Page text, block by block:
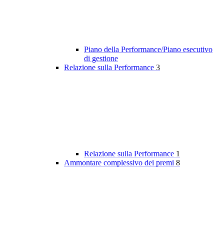
Piano della Performance/Piano esecutivo
di gestione
Relazione sulla Performance 3
Relazione sulla Performance 1
Ammontare complessivo dei premi 8